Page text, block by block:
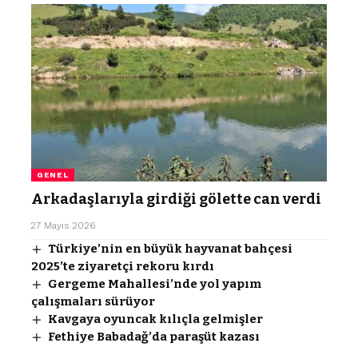
GENEL
Arkadaşlarıyla girdiği gölette can verdi
27 Mayıs 2026
Türkiye’nin en büyük hayvanat bahçesi
2025’te ziyaretçi rekoru kırdı
Gergeme Mahallesi’nde yol yapım
çalışmaları sürüyor
Kavgaya oyuncak kılıçla gelmişler
Fethiye Babadağ’da paraşüt kazası